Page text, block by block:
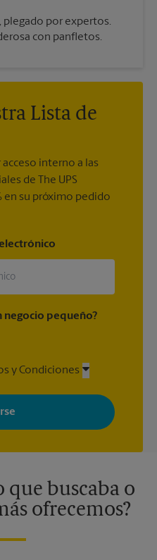
por expertos.
con panfletos.
Lista de
interno a las
de The UPS
en su próximo pedido
negocio pequeño?
y Condiciones
electrónicos de The UPS
promociones y mensajes
darse de baja en cualquier
consulte nuestra política de
que buscaba o
ofrecemos?